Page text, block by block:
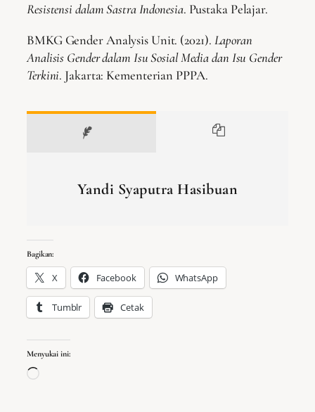
Resistensi dalam Sastra Indonesia. Pustaka Pelajar.
BMKG Gender Analysis Unit. (2021). Laporan
Analisis Gender dalam Isu Sosial Media dan Isu Gender
Terkini. Jakarta: Kementerian PPPA.
Yandi Syaputra Hasibuan
Bagikan:
X Facebook WhatsApp
Tumblr Cetak
Menyukai ini:
Memuat...